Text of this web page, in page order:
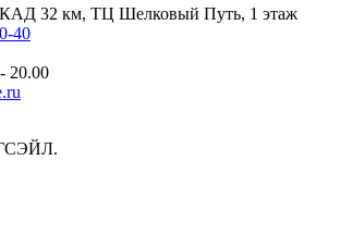
32 км, ТЦ Шелковый Путь, 1 этаж
40
20.00